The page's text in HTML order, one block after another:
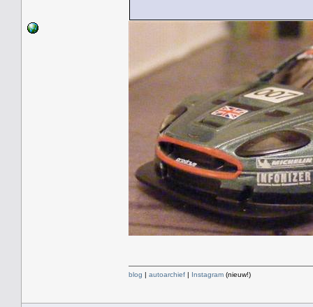
blog | autoarchief | Instagram (nieuw!)